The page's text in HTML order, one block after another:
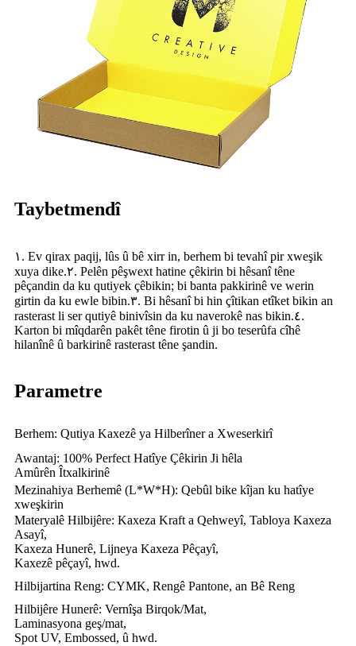
Taybetmendî
١. Ev qirax paqij, lûs û bê xirr in, berhem bi tevahî pir xweşik
xuya dike.٢. Pelên pêşwext hatine çêkirin bi hêsanî têne
pêçandin da ku qutiyek çêbikin; bi banta pakkirinê ve werin
girtin da ku ewle bibin.٣. Bi hêsanî bi hin çîtikan etîket bikin an
rasterast li ser qutiyê binivîsin da ku naverokê nas bikin.٤.
Karton bi mîqdarên pakêt têne firotin û ji bo teserûfa cîhê
hilanînê û barkirinê rasterast têne şandin.
Parametre
Berhem: Qutiya Kaxezê ya Hilberîner a Xweserkirî
Awantaj: 100% Perfect Hatîye Çêkirin Ji hêla
Amûrên Îtxalkirinê
Mezinahiya Berhemê (L*W*H): Qebûl bike kîjan ku hatîye
xweşkirin
Materyalê Hilbijêre: Kaxeza Kraft a Qehweyî, Tabloya Kaxeza
Asayî,
Kaxeza Hunerê, Lijneya Kaxeza Pêçayî,
Kaxezê pêçayî, hwd.
Hilbijartina Reng: CYMK, Rengê Pantone, an Bê Reng
Hilbijêre Hunerê: Vernîşa Birqok/Mat,
Laminasyona geş/mat,
Spot UV, Embossed, û hwd.